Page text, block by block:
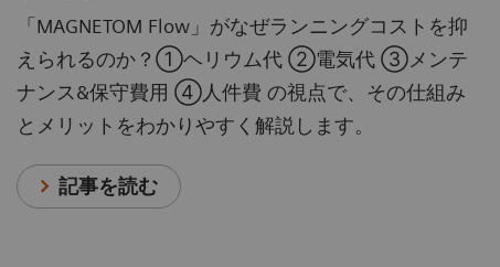
「MAGNETOM Flow」がなぜランニングコストを抑
えられるのか？①ヘリウム代 ②電気代 ③メンテ
ナンス&保守費用 ④人件費 の視点で、その仕組み
とメリットをわかりやすく解説します。
記事を読む